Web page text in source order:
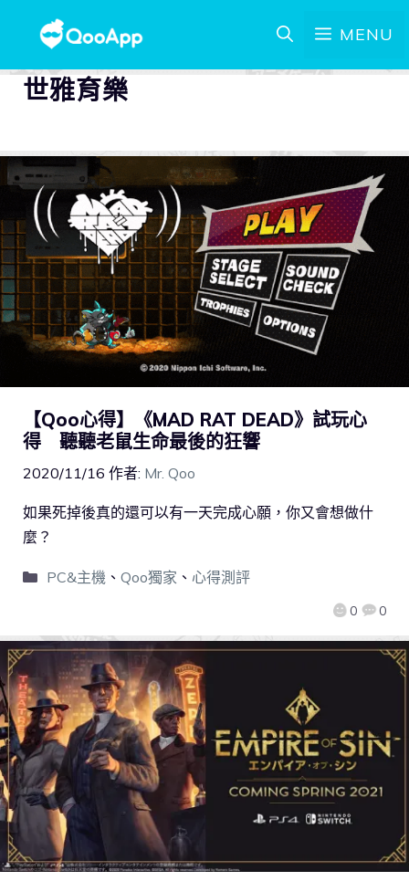
MENU
世雅育樂
【Qoo心得】《MAD RAT DEAD》試玩心
得 聽聽老鼠生命最後的狂響
2020/11/16 作者: Mr. Qoo
0 0
如果死掉後真的還可以有一天完成心願，你又會想做什
麼？
PC&主機、 Qoo獨家 、 心得測評